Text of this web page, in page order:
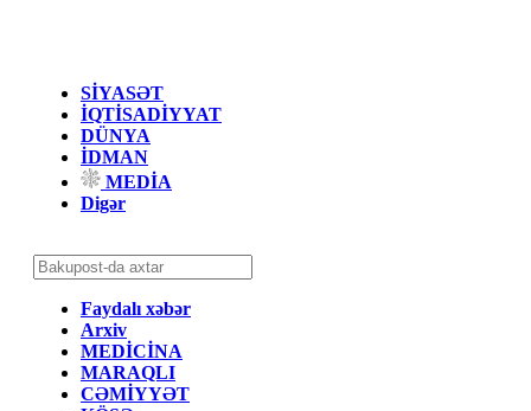
SİYASƏT
İQTİSADİYYAT
DÜNYA
İDMAN
MEDİA
Digər
Faydalı xəbər
Arxiv
MEDİCİNA
MARAQLI
CƏMİYYƏT